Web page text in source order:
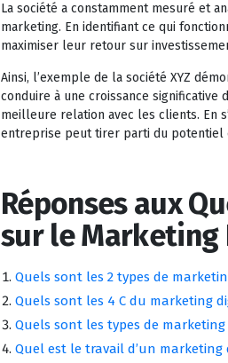
La société a constamment mesuré et
marketing. En identifiant ce qui
maximiser leur retour sur
Ainsi, l’exemple de la société XYZ
conduire à une croissance significative
meilleure relation avec les clients. En
entreprise peut tirer parti du potentiel
Réponses aux
sur le
Quels sont les 2 types de
Quels sont les 4 C du marketing
Quels sont les types de marketing
Quel est le travail d’un marketing